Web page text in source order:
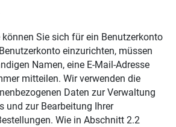
Sie sich für ein Benutzerkonto
einzurichten, müssen
Namen, eine E-Mail-Adresse
mitteilen. Wir verwenden die
Daten zur Verwaltung
und zur Bearbeitung Ihrer
Wie in Abschnitt 2.2